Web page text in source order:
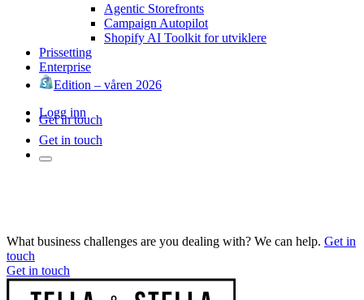
Agentic Storefronts
Campaign Autopilot
Shopify AI Toolkit for utviklere
Prissetting
Enterprise
Edition – våren 2026
Logg inn
Get in touch
Get in touch
What business challenges are you dealing with? We can help. Get in
touch
Get in touch